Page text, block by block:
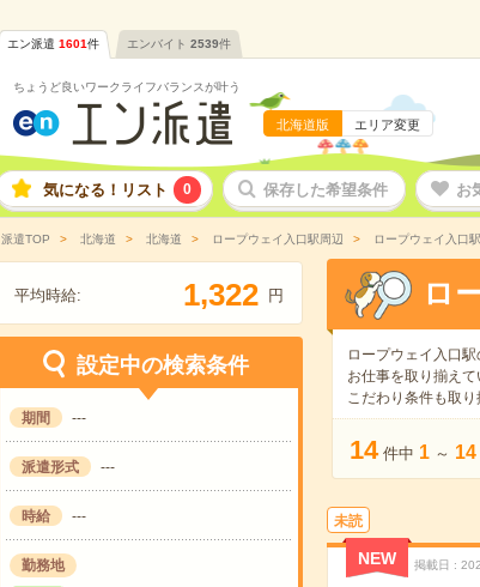
エン派遣 1601件 エンバイト 2539件
ちょうど良いワークライフバランスが叶う
北海道版 エリア変更
気になる！リスト 0 保存した希望条件 お
派遣TOP 北海道 北海道 ロープウェイ入口駅周辺 ロープウェイ入口
平均時給: 1,322 円
設定中の検索条件
期間 ---
派遣形式 ---
時給 ---
勤務地
ロ
ロープウェイ入口駅
お仕事を取り揃えて
こだわり条件も取り
14 件中 1 ～ 14
未読
NEW 掲載日